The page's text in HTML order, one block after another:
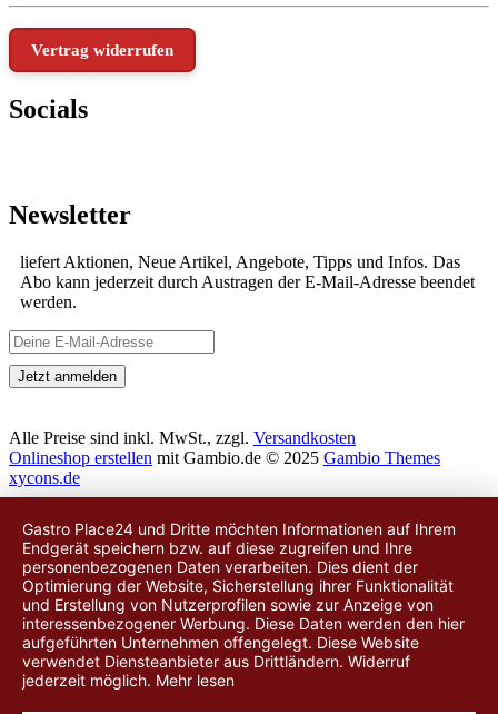
Vertrag widerrufen
Socials
Newsletter
liefert Aktionen, Neue Artikel, Angebote, Tipps und Infos. Das
Abo kann jederzeit durch Austragen der E-Mail-Adresse beendet
werden.
Alle Preise sind inkl. MwSt., zzgl. Versandkosten
Onlineshop erstellen mit Gambio.de © 2025 Gambio Themes
xycons.de
Gastro Place24 und Dritte möchten Informationen auf Ihrem
Endgerät speichern bzw. auf diese zugreifen und Ihre
personenbezogenen Daten verarbeiten. Dies dient der
Optimierung der Website, Sicherstellung ihrer Funktionalität
und Erstellung von Nutzerprofilen sowie zur Anzeige von
interessenbezogener Werbung. Diese Daten werden den hier
aufgeführten Unternehmen offengelegt. Diese Website
verwendet Diensteanbieter aus Drittländern. Widerruf
jederzeit möglich. Mehr lesen